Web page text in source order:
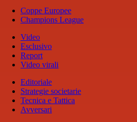
Coppe Europee
Champions League
Video
Esclusivo
Report
Video virali
Editoriale
Strategie societarie
Tecnica e Tattica
Avversari